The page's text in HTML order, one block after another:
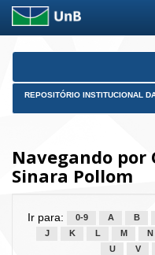
Skip
REPOSITÓRIO INSTITUCIONAL
Navegando por
Sinara Pollom
Ir para: 0-9 A B
J
K L M N
U
V